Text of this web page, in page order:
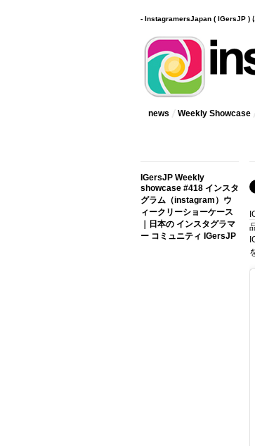
- InstagramersJapan ( IGersJP )
news Weekly Showcase
IGersJP Weekly
showcase #418 インスタ
グラム（instagram）ウ
ィークリーショーケース
｜日本の インスタグラマ
ー コミュニティ IGersJP